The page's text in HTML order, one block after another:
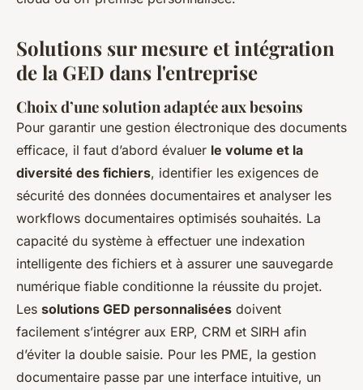
Solutions sur mesure et intégration
de la GED dans l'entreprise
Choix d’une solution adaptée aux besoins
Pour garantir une gestion électronique des documents
efficace, il faut d’abord évaluer le volume et la
diversité des fichiers, identifier les exigences de
sécurité des données documentaires et analyser les
workflows documentaires optimisés souhaités. La
capacité du système à effectuer une indexation
intelligente des fichiers et à assurer une sauvegarde
numérique fiable conditionne la réussite du projet.
Les solutions GED personnalisées doivent
facilement s’intégrer aux ERP, CRM et SIRH afin
d’éviter la double saisie. Pour les PME, la gestion
documentaire passe par une interface intuitive, un